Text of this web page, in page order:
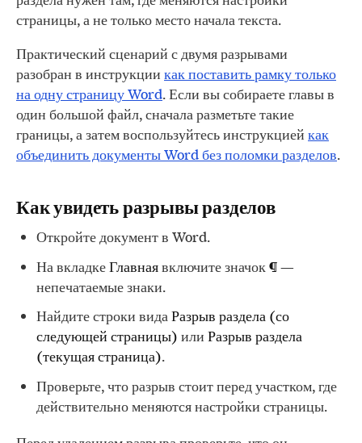
страницы, а не только место начала текста.
Практический сценарий с двумя разрывами
разобран в инструкции как поставить рамку только
на одну страницу Word. Если вы собираете главы в
один большой файл, сначала разметьте такие
границы, а затем воспользуйтесь инструкцией как
объединить документы Word без поломки разделов.
Как увидеть разрывы разделов
Откройте документ в Word.
На вкладкеГлавнаявключите значок¶—
непечатаемые знаки.
Найдите строки видаРазрыв раздела (со
следующей страницы) или Разрыв раздела
(текущая страница).
Проверьте, что разрыв стоит перед участком, где
действительно меняются настройки страницы.